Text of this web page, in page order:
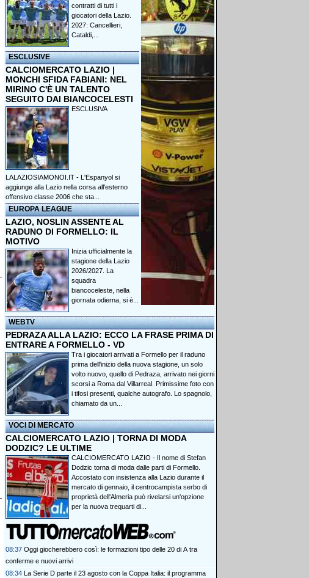
contratti di tutti i
giocatori della Lazio.
2027: Cancellieri,
Cataldi,...
ESCLUSIVE
CALCIOMERCATO LAZIO |
MONCHI SFIDA FABIANI: NEL
MIRINO C'È UN TALENTO
SEGUITO DAI BIANCOCELESTI
ESCLUSIVA
LALAZIOSIAMONOI.IT - L'Espanyol si
aggiunge alla Lazio nella corsa all'esterno
offensivo classe 2006 che sta...
EUROPA LEAGUE
LAZIO, NOSLIN ASSENTE AL
RADUNO DI FORMELLO: IL
MOTIVO
Inizia ufficialmente la
stagione della Lazio
2026/2027. La
squadra
biancoceleste, nella
giornata odierna, si è...
WEBTV
PEDRAZA ALLA LAZIO: ECCO LA FRASE PRIMA DI
ENTRARE A FORMELLO - VD
Tra i giocatori arrivati a Formello per il raduno
prima dell'inizio della nuova stagione, un solo
volto nuovo, quello di Pedraza, arrivato nei giorni
scorsi a Roma dal Villarreal. Primissime foto con
i tifosi presenti, qualche autografo. Lo spagnolo,
chiamato da un...
VOCI DI MERCATO
CALCIOMERCATO LAZIO | TORNA DI MODA
DODZIC? LE ULTIME
CALCIOMERCATO LAZIO - Il nome di Stefan
Dodzic torna di moda dalle parti di Formello.
Accostato con insistenza alla Lazio durante il
mercato di gennaio, il centrocampista serbo di
proprietà dell'Almeria può rivelarsi un'opzione
per la nuova trequarti di...
08:37 Oggi giocherebbero così: le formazioni tipo delle 20 di A tra
conferme e nuovi arrivi
08:34 La Serie D parte il 23 agosto con la Coppa Italia: il programma